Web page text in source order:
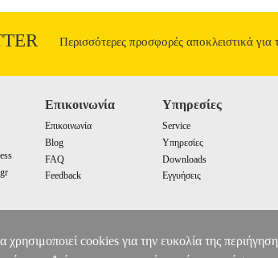
Περισσότερες προσφορές αποκλειστικά
Επικοινωνία
Επικοινωνία
Blog
FAQ
Feedback
Υπηρεσίες
Service
Υπηρεσίες
Downloads
Εγγυήσεις
χρησιμοποιεί cookies για την ευκολία της